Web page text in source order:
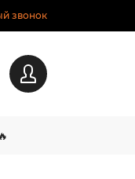
звонок
Вход